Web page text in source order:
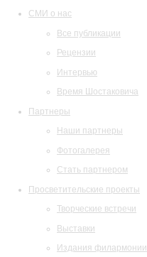
СМИ о нас
Все публикации
Рецензии
Интервью
Время Шостаковича
Партнеры
Наши партнеры
Фотогалерея
Стать партнером
Просветительские проекты
Творческие встречи
Выставки
Издания филармонии